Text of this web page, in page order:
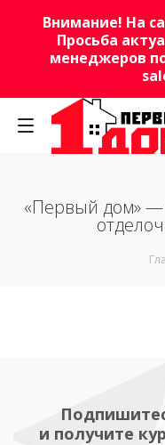
Внимание! На
Просьба
менеджеров
«Первый дом» —
и получите